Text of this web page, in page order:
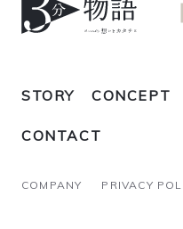
STORY CONCEPT
CONTACT
COMPANY PRIVACY